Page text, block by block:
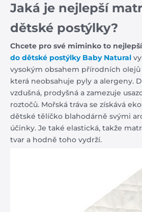
Jaká je nejlepší
dětské postýlky?
Chcete pro své miminko to
do dětské postýlky Baby Natural
vysokým obsahem přírodních olejů
která neobsahuje pyly a alergeny.
vzdušná, prodyšná a zamezuje
roztočů. Mořská tráva se získává
dětské tělíčko blahodárně svými
účinky. Je také elastická, takže
tvar a hodně toho vydrží.